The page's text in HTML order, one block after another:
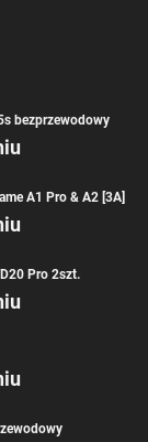
bezprzewodowy
A1 Pro & A2 [3A]
Pro 2szt.